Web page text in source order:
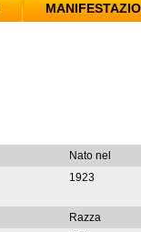
Nato nel
1923
Razza